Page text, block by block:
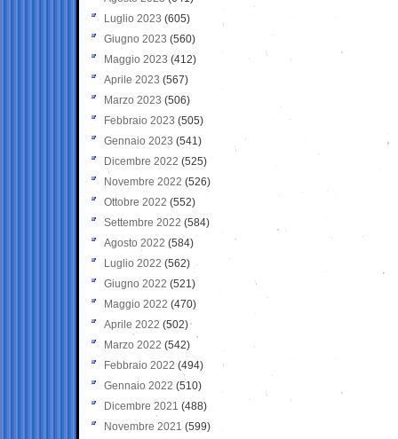
Luglio 2023 (605)
Giugno 2023 (560)
Maggio 2023 (412)
Aprile 2023 (567)
Marzo 2023 (506)
Febbraio 2023 (505)
Gennaio 2023 (541)
Dicembre 2022 (525)
Novembre 2022 (526)
Ottobre 2022 (552)
Settembre 2022 (584)
Agosto 2022 (584)
Luglio 2022 (562)
Giugno 2022 (521)
Maggio 2022 (470)
Aprile 2022 (502)
Marzo 2022 (542)
Febbraio 2022 (494)
Gennaio 2022 (510)
Dicembre 2021 (488)
Novembre 2021 (599)